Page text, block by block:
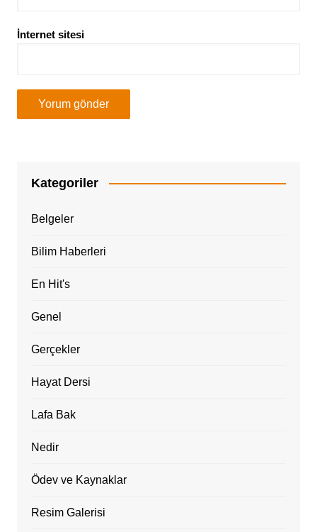
İnternet sitesi
Kategoriler
Belgeler
Bilim Haberleri
En Hit's
Genel
Gerçekler
Hayat Dersi
Lafa Bak
Nedir
Ödev ve Kaynaklar
Resim Galerisi